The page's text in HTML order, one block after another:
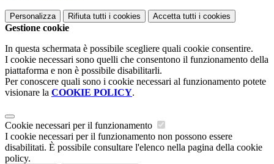
Personalizza Rifiuta tutti i cookies Accetta tutti i cookies
Gestione cookie
In questa schermata è possibile scegliere quali cookie consentire.
I cookie necessari sono quelli che consentono il funzionamento della
piattaforma e non è possibile disabilitarli.
Per conoscere quali sono i cookie necessari al funzionamento potete
visionare la COOKIE POLICY.
Cookie necessari per il funzionamento
I cookie necessari per il funzionamento non possono essere
disabilitati. È possibile consultare l'elenco nella pagina della cookie
policy.